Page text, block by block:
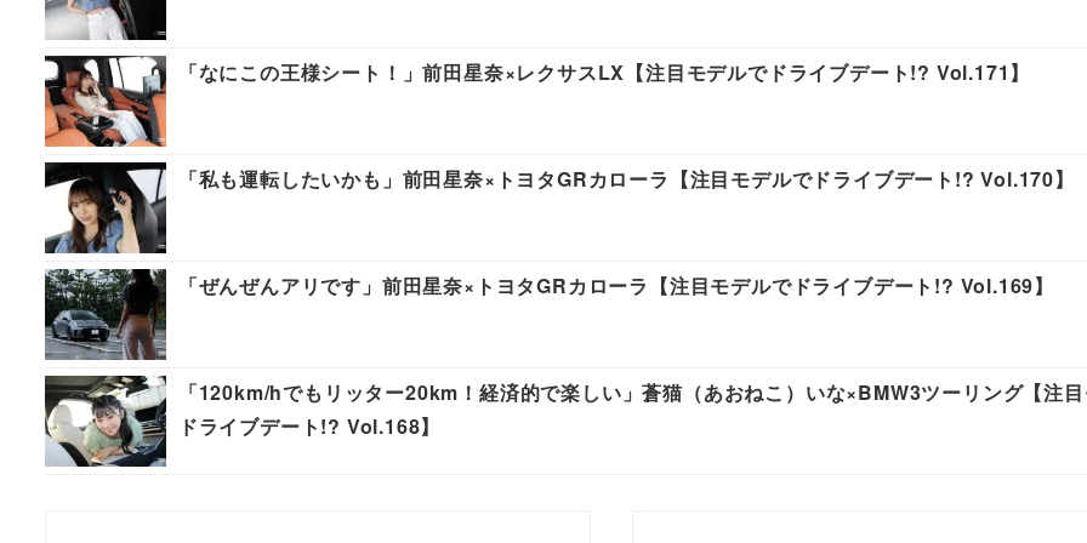
「なにこの王様シート！」前田星奈×レクサスLX【注目モデルでドライブデート!? Vol.171】
「私も運転したいかも」前田星奈×トヨタGRカローラ【注目モデルでドライブデート!? Vol.170】
「ぜんぜんアリです」前田星奈×トヨタGRカローラ【注目モデルでドライブデート!? Vol.169】
「120km/hでもリッター20km！経済的で楽しい」蒼猫（あおねこ）いな×BMW3ツーリング【注
ドライブデート!? Vol.168】